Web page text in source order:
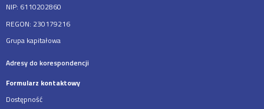
NIP: 6110202860
REGON: 230179216
Grupa kapitałowa
Adresy do korespondencji
Formularz kontaktowy
Dostępność